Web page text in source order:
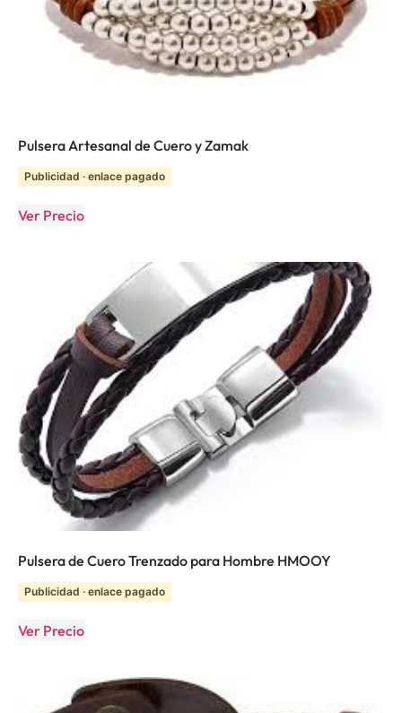
Pulsera Artesanal de Cuero y Zamak
Publicidad · enlace pagado
Ver Precio
Pulsera de Cuero Trenzado para Hombre HMOOY
Publicidad · enlace pagado
Ver Precio